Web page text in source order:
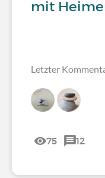
mit
Letzter
75 12